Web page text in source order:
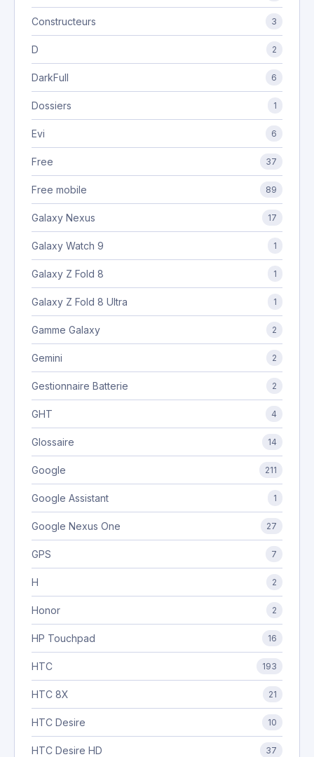
Constructeurs 3
D 2
DarkFull 6
Dossiers 1
Evi 6
Free 37
Free mobile 89
Galaxy Nexus 17
Galaxy Watch 9 1
Galaxy Z Fold 8 1
Galaxy Z Fold 8 Ultra 1
Gamme Galaxy 2
Gemini 2
Gestionnaire Batterie 2
GHT 4
Glossaire 14
Google 211
Google Assistant 1
Google Nexus One 27
GPS 7
H 2
Honor 2
HP Touchpad 16
HTC 193
HTC 8X 21
HTC Desire 10
HTC Desire HD 37